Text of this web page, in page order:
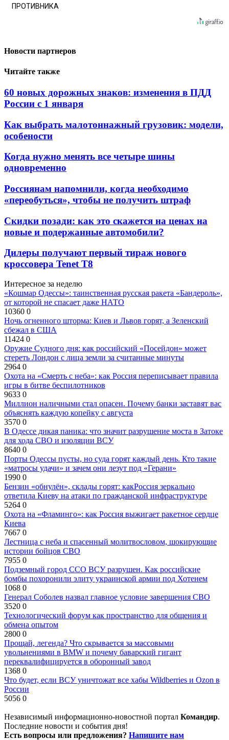
ПРОТИВНИКА
Новости партнеров
Читайте также
60 новых дорожных знаков: изменения в ПДД
России с 1 января
Как выбрать малотоннажный грузовик: модели,
особености
Когда нужно менять все четыре шины
одновременно
Россиянам напомнили, когда необходимо
«переобуться», чтобы не получить штраф
Скидки позади: как это скажется на ценах на
новые и подержанные автомобили?
Дилеры получают первый тираж нового
кроссовера Tenet T8
Интересное за неделю
«Кошмар Одессы»: таинственная русская ракета «Бандероль»,
от которой не спасает даже НАТО
10360 0
Ночь огненного шторма: Киев и Львов горят, а Зеленский
сбежал в США
11424 0
Оружие Судного дня: как российский «Посейдон» может
стереть Лондон с лица земли за считанные минуты
2964 0
Охота на «Смерть с неба»: как Россия переписывает правила
игры в битве беспилотников
9633 0
Миллион наличными стал опасен. Почему банки заставят вас
объяснять каждую копейку с августа
3570 0
В Одессе дикая паника: что значит разрушение моста в Затоке
для хода СВО и изоляции ВСУ
8640 0
Порты Одессы пусты, но суда горят каждый день. Кто такие
«матросы удачи» и зачем они лезут под «Герани»
1990 0
Бензин «обнулён», склады горят: какРоссия зеркально
ответила Киеву на атаки по гражданской инфраструктуре
5264 0
Охота на «Фламинго»: как Россия выжигает ракетное сердце
Киева
7667 0
Лестница с неба и спасенный молитвословом, шокирующие
истории бойцов СВО
7955 0
Подземный город ССО ВСУ разрушен. Как российские
бомбы похоронили элиту украинской армии под Хотенем
1068 0
Генерал Соболев назвал главное условие завершения СВО
3520 0
Технологический форум как пространство для общения и
обмена опытом
2800 0
Прощай, легенда? Что скрывается за массовыми
увольнениями в BMW и почему баварский гигант
переквалифицируется в оборонный завод
1368 0
Что будет, если ВСУ уничтожат все хабы Wildberries и Ozon в
России
5056 0
Независимый информационно-новостной портал Командир.
Последние новости и события дня!
Есть вопросы или предложения? Напишите нам